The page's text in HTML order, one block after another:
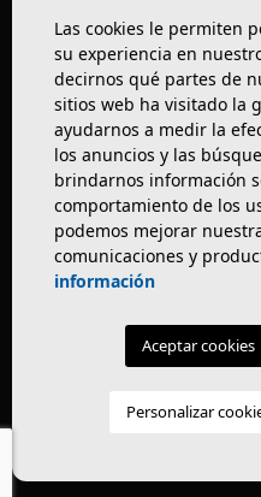
Cartera Privada de
Inmo Olaya
Venta de edificios
Comprar restaurante en
Negocios en rentabilidad en
Vender Hotel en España |
Las cookies le permiten
su experiencia en
decirnos qué partes de
sitios web ha visitado la
ayudarnos a medir la
los anuncios y las
brindarnos información
comportamiento de los
podemos mejorar
comunicaciones y
información
Aceptar cookies
Personalizar